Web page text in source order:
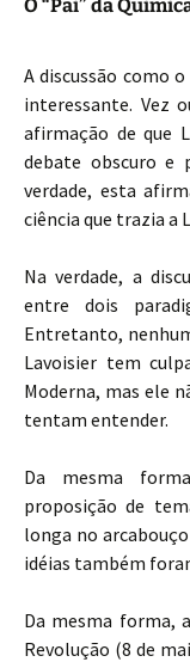
O “Pai” da
A discussão como
interessante. Vez
afirmação de que
debate obscuro e
verdade, esta
ciência que trazia a
Na verdade, a
entre dois
Entretanto,
Lavoisier tem
Moderna, mas ele
tentam entender.
Da mesma
proposição de
longa no
idéias também
Da mesma forma,
Revolução (8 de